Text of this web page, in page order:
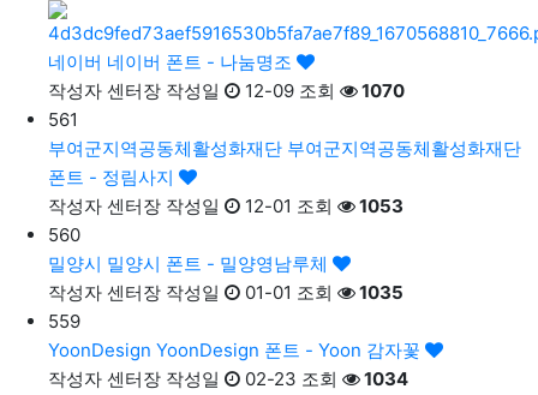
네이버 네이버 폰트 - 나눔명조
작성자 센터장 작성일 12-09 조회
1070
561
부여군지역공동체활성화재단 부여군지역공동체활성화재단
폰트 - 정림사지
작성자 센터장 작성일 12-01 조회
1053
560
밀양시 밀양시 폰트 - 밀양영남루체
작성자 센터장 작성일 01-01 조회
1035
559
YoonDesign YoonDesign 폰트 - Yoon 감자꽃
작성자 센터장 작성일 02-23 조회
1034